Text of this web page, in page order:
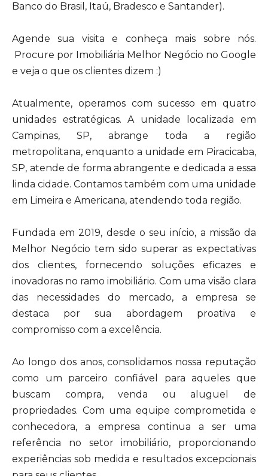
Banco do Brasil, Itaú, Bradesco e Santander).
Agende sua visita e conheça mais sobre nós.
Procure por Imobiliária Melhor Negócio no Google
e veja o que os clientes dizem :)
Atualmente, operamos com sucesso em quatro
unidades estratégicas. A unidade localizada em
Campinas, SP, abrange toda a região
metropolitana, enquanto a unidade em Piracicaba,
SP, atende de forma abrangente e dedicada a essa
linda cidade. Contamos também com uma unidade
em Limeira e Americana, atendendo toda região.
Fundada em 2019, desde o seu início, a missão da
Melhor Negócio tem sido superar as expectativas
dos clientes, fornecendo soluções eficazes e
inovadoras no ramo imobiliário. Com uma visão clara
das necessidades do mercado, a empresa se
destaca por sua abordagem proativa e
compromisso com a excelência.
Ao longo dos anos, consolidamos nossa reputação
como um parceiro confiável para aqueles que
buscam compra, venda ou aluguel de
propriedades. Com uma equipe comprometida e
conhecedora, a empresa continua a ser uma
referência no setor imobiliário, proporcionando
experiências sob medida e resultados excepcionais